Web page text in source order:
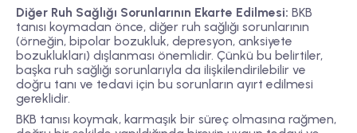
Diğer Ruh Sağlığı Sorunlarının Ekarte Edilmesi: BKB
tanısı koymadan önce, diğer ruh sağlığı sorunlarının
(örneğin, bipolar bozukluk, depresyon, anksiyete
bozuklukları) dışlanması önemlidir. Çünkü bu belirtiler,
başka ruh sağlığı sorunlarıyla da ilişkilendirilebilir ve
doğru tanı ve tedavi için bu sorunların ayırt edilmesi
gereklidir.
BKB tanısı koymak, karmaşık bir süreç olmasına rağmen,